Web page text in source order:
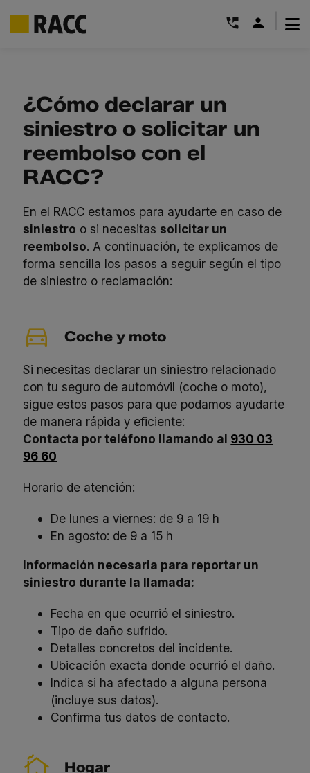
¿Cómo declarar un
siniestro o solicitar un
reembolso con el
RACC?
En el RACC estamos para ayudarte en caso de
siniestro o si necesitas solicitar un
reembolso. A continuación, te explicamos de
forma sencilla los pasos a seguir según el tipo
de siniestro o reclamación:
Coche y moto
Si necesitas declarar un siniestro relacionado
con tu seguro de automóvil (coche o moto),
sigue estos pasos para que podamos ayudarte
de manera rápida y eficiente:
Contacta por teléfono llamando al 930 03
96 60
Horario de atención:
De lunes a viernes: de 9 a 19 h
En agosto: de 9 a 15 h
Información necesaria para reportar un
siniestro durante la llamada:
Fecha en que ocurrió el siniestro.
Tipo de daño sufrido.
Detalles concretos del incidente.
Ubicación exacta donde ocurrió el daño.
Indica si ha afectado a alguna persona
(incluye sus datos).
Confirma tus datos de contacto.
Hogar